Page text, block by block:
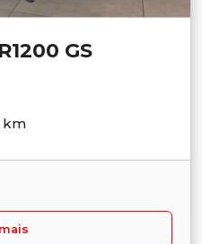
R1200 GS
km